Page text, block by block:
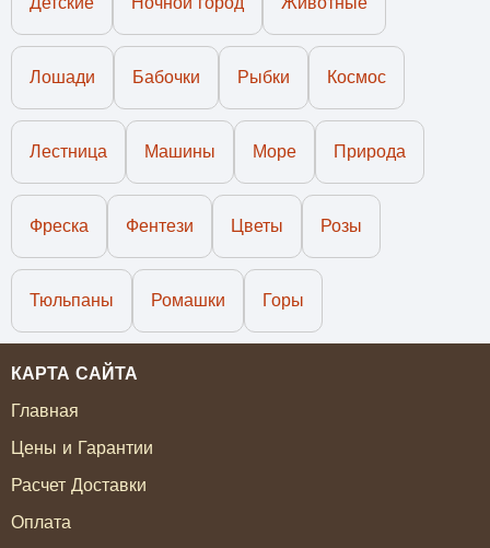
Лошади Бабочки Рыбки Космос
Лестница Машины Море Природа
Фреска Фентези Цветы Розы
Тюльпаны Ромашки Горы
КАРТА САЙТА
Главная
Цены и Гарантии
Расчет Доставки
Оплата